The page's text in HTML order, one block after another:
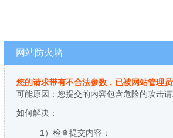
网站防火墙
您的请求带有不合法参数，已被网站管理员
可能原因：您提交的内容包含危险的攻击
如何解决：
1）检查提交内容；